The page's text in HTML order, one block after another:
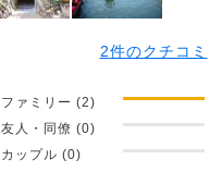
2件のクチコミ
ファミリー (2)
友人・同僚 (0)
カップル (0)